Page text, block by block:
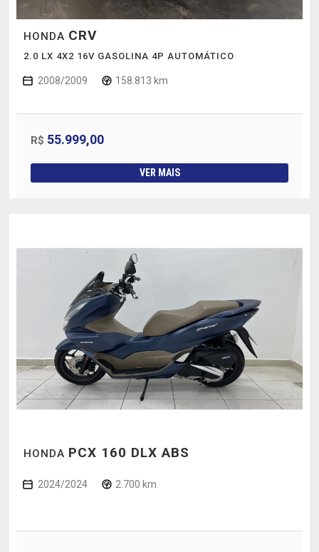
HONDA CRV
2.0 LX 4X2 16V GASOLINA 4P AUTOMÁTICO
2008/2009 158.813 km
R$ 55.999,00
VER MAIS
HONDA PCX 160 DLX ABS
2024/2024 2.700 km